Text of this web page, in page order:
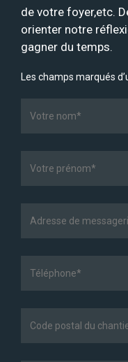
de votre foyer,etc.
orienter notre
gagner du temps.
Les champs marqués